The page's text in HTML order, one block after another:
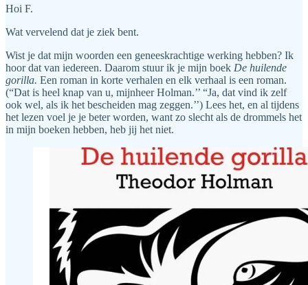
Hoi F.
Wat vervelend dat je ziek bent.
Wist je dat mijn woorden een geneeskrachtige werking hebben? Ik
hoor dat van iedereen. Daarom stuur ik je mijn boek De huilende
gorilla. Een roman in korte verhalen en elk verhaal is een roman.
(“Dat is heel knap van u, mijnheer Holman.’’ “Ja, dat vind ik zelf
ook wel, als ik het bescheiden mag zeggen.’’) Lees het, en al tijdens
het lezen voel je je beter worden, want zo slecht als de drommels het
in mijn boeken hebben, heb jij het niet.